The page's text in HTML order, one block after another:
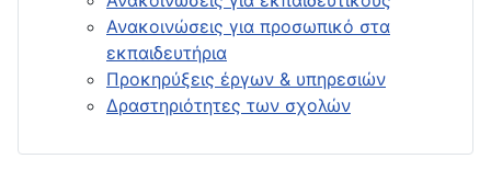
Ανακοινώσεις για προσωπικό στα
εκπαιδευτήρια
Προκηρύξεις έργων & υπηρεσιών
Δραστηριότητες των σχολών